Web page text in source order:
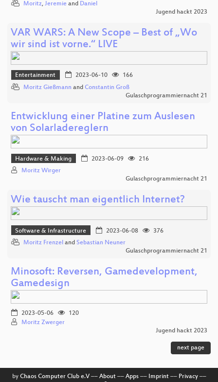
Moritz, Jeremie and Daniel
Jugend hackt 2023
VAR WARS: A New Scope – Best of „Wo
wir sind ist vorne.“ LIVE
Entertainment 2023-06-10
166
Moritz Gießmann and Constantin Groß
Gulaschprogrammiernacht 21
Entwicklung einer Platine zum Auslesen
von Solarladereglern
Hardware & Making 2023-06-09
216
Moritz Wirger
Gulaschprogrammiernacht 21
Wie tauscht man eigentlich Internet?
Software & Infrastructure 2023-06-08
376
Moritz Frenzel and Sebastian Neuner
Gulaschprogrammiernacht 21
Minosoft: Reversen, Gamedevelopment,
Gamedesign
2023-05-06
120
Moritz Zwerger
Jugend hackt 2023
next page
by Chaos Computer Club e.V–– About–– Apps–– Imprint–– Privacy––